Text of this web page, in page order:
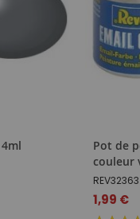
Pot de
couleur
REV32363
1,99 €